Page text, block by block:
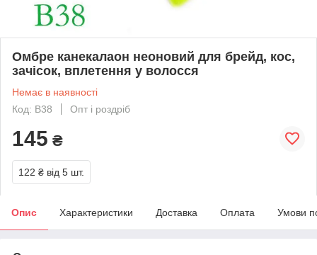
Омбре канекалаон неоновий для брейд, кос,
зачісок, вплетення у волосся
Немає в наявності
Код: В38
Опт і роздріб
145 ₴
122 ₴ від 5 шт.
Опис Характеристики Доставка Оплата Умови